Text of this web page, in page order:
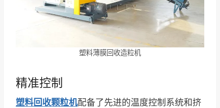
塑料薄膜回收造粒机
精准控制
塑料回收颗粒机配备了先进的温度控制系统和挤